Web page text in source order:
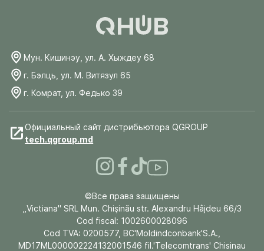
Мун. Кишинэу, ул. А. Хыждеу 68
г. Бэлць, ул. М. Витязул 65
г. Комрат, ул. Федько 39
Официальный сайт дистрибьютора QGROUP
tech.qgroup.md
©Все права защищены
„Victiana" SRL Mun. Chişinău str. Alexandru Hâjdeu 66/3
Cod fiscal: 1002600028096
Cod TVA: 0200577, BC'Moldindconbank'S.A.,
MD17ML000002224132001546 fil.'Telecomtrans' Chisinau